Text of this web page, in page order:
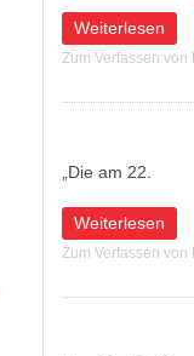
Weiterlesen
über
Zum Verfassen
„Die am 22.
Weiterlesen
über "Aktion
Zum Verfassen